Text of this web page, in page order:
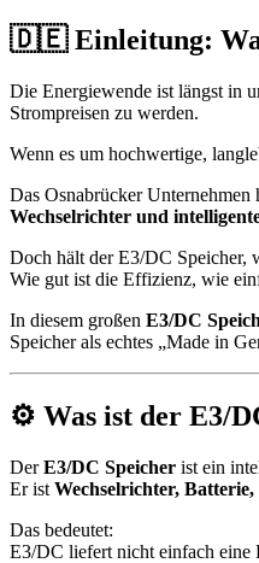
🇩🇪 Einleitung:
Die Energiewende ist längst in
Strompreisen zu werden.
Wenn es um hochwertige,
Das Osnabrücker Unternehmen
Wechselrichter und
Doch hält der E3/DC Speicher,
Wie gut ist die Effizienz, wie
In diesem großen E3/DC
Speicher als echtes „Made in
⚙️ Was ist der E3/
DerE3/DC Speicher ist ein
Er ist Wechselrichter,
Das bedeutet:
E3/DC liefert nicht einfach eine